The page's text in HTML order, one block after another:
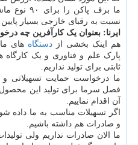
ما برف پاکن
نسبت به رقبای خارجی بسیار
ایرنا: بعنوان یک کارآفرین چه
هم اینک بخشی از دستگاه های
پارک علم و فناوری و یک
ثابتی برای تولید نداریم.
ما درخواست حمایت تسهیلاتی و
فصل سرما برای تولید این
آن اقدام نماییم.
اگر تسهیلات مناسب به ما داده
و صادرات هم داشته باشیم.
ما الان صادرات نداریم ولی